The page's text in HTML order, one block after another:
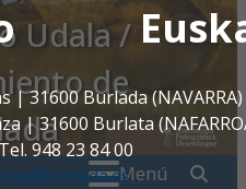
| 31600 Burlada (NAVARRA)
| 31600 Burlata
948 23 84 00
oac@burlada.es
Udala /
de
Menú